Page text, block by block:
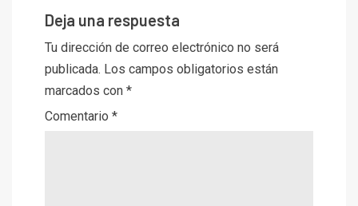
Deja una respuesta
Tu dirección de correo electrónico no será
publicada. Los campos obligatorios están
marcados con *
Comentario *